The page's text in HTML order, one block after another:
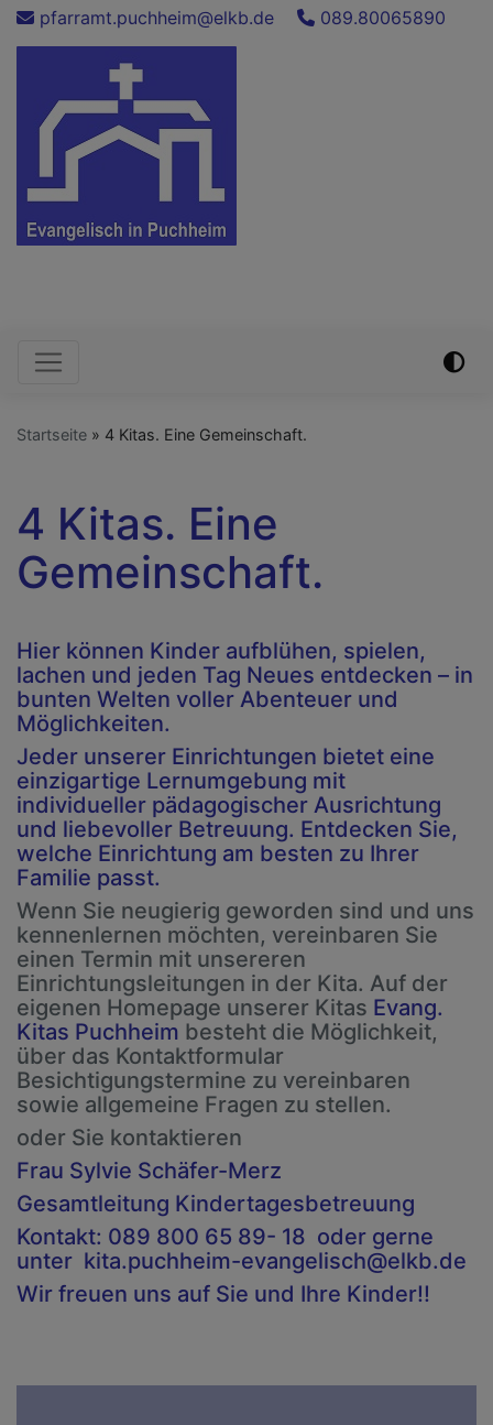
Direktpfarramt.puchheim@elkb.de 089.80065890
Hauptnavigation
Startseite 4 Kitas. Eine Gemeinschaft.
4 Kitas. Eine
Gemeinschaft.
Hier können Kinder aufblühen, spielen,
lachen und jeden Tag Neues entdecken – in
bunten Welten voller Abenteuer und
Möglichkeiten.
Jeder unserer Einrichtungen bietet eine
einzigartige Lernumgebung mit
individueller pädagogischer Ausrichtung
und liebevoller Betreuung. Entdecken Sie,
welche Einrichtung am besten zu Ihrer
Familie passt.
Wenn Sie neugierig geworden sind und uns
kennenlernen möchten, vereinbaren Sie
einen Termin mit unsereren
Einrichtungsleitungen in der Kita. Auf der
eigenen Homepage unserer Kitas Evang.
Kitas Puchheim besteht die Möglichkeit,
über das Kontaktformular
Besichtigungstermine zu vereinbaren
sowie allgemeine Fragen zu stellen.
oder Sie kontaktieren
Frau Sylvie Schäfer-Merz
Gesamtleitung Kindertagesbetreuung
Kontakt: 089 800 65 89- 18 oder gerne
unter kita.puchheim-evangelisch@elkb.de
Wir freuen uns auf Sie und Ihre Kinder!!